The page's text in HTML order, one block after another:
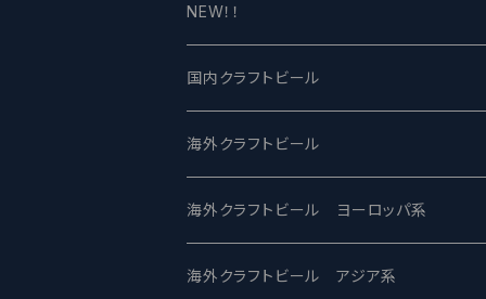
NEW！！
国内クラフトビール
UCHU BREWING -うちゅうブルーイング
バテレ -VERTERE
2nd Story Ale Works -セカンドストーリ
海外クラフトビール
Modern Times モダンタイムズ
Maui マウイ
海外クラフトビール ヨーロッパ系
UnBarred -アンバード
海外クラフトビール アジア系